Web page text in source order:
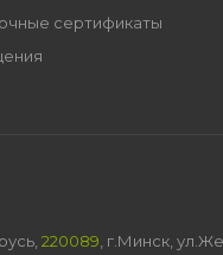
сертификаты
220089 , г.Минск,